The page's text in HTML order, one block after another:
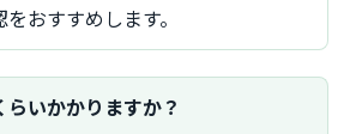
おすすめします。
らいかかりますか？